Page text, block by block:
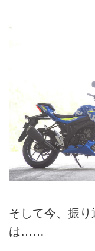
そして今、振
は……